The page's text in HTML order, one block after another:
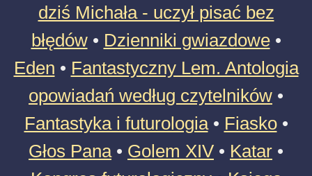
dziś Michała - uczył pisać bez
błędów • Dzienniki gwiazdowe •
Eden • Fantastyczny Lem. Antologia
opowiadań według czytelników •
Fantastyka i futurologia • Fiasko •
Głos Pana • Golem XIV • Katar •